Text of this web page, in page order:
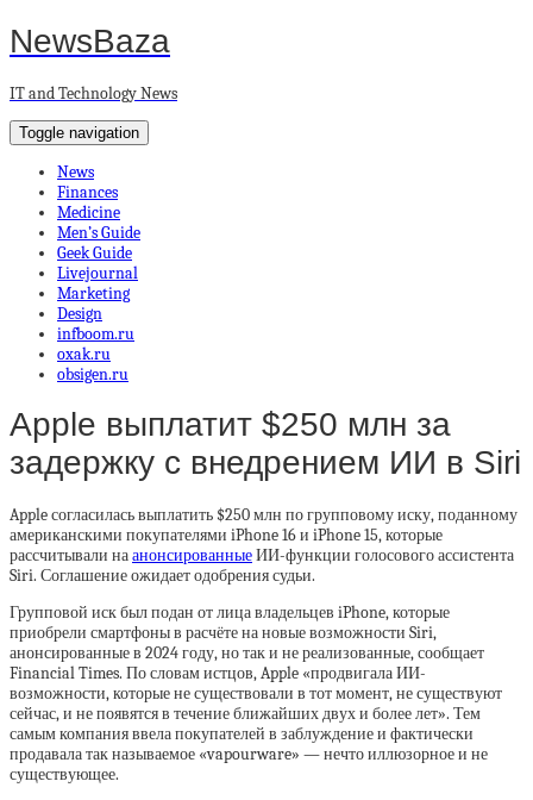
NewsBaza
IT and Technology News
Toggle navigation
News
Finances
Medicine
Men’s Guide
Geek Guide
Livejournal
Marketing
Design
infboom.ru
oxak.ru
obsigen.ru
Apple выплатит $250 млн за
задержку с внедрением ИИ в Siri
Apple согласилась выплатить $250 млн по групповому иску, поданному
американскими покупателями iPhone 16 и iPhone 15, которые
рассчитывали наанонсированныеИИ-функции голосового ассистента
Siri. Соглашение ожидает одобрения судьи.
Групповой иск был подан от лица владельцев iPhone, которые
приобрели смартфоны в расчёте на новые возможности Siri,
анонсированные в 2024 году, но так и не реализованные, сообщает
Financial Times. По словам истцов, Apple «продвигала ИИ-
возможности, которые не существовали в тот момент, не существуют
сейчас, и не появятся в течение ближайших двух и более лет». Тем
самым компания ввела покупателей в заблуждение и фактически
продавала так называемое «vapourware» — нечто иллюзорное и не
существующее.